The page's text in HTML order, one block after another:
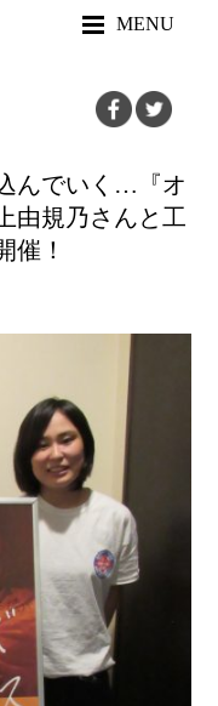
MENU
んでいく…『オ
由規乃さんと工
催！